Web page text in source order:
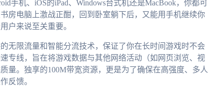
手机、iOS的iPad、Windows台式机还是MacBook，你都可
房电脑上激战正酣，回到卧室躺下后，又能用手机继续你
户来说至关重要。
无限流量和智能分流技术，保证了你在长时间游戏时不会
专线，旨在将游戏数据与其他网络活动（如网页浏览、视
量。独享的100M带宽资源，更是为了确保在高强度、多人
反馈。